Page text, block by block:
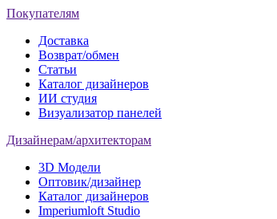
Покупателям
Доставка
Возврат/обмен
Статьи
Каталог дизайнеров
ИИ студия
Визуализатор панелей
Дизайнерам/архитекторам
3D Модели
Оптовик/дизайнер
Каталог дизайнеров
Imperiumloft Studio